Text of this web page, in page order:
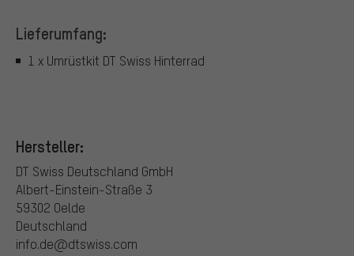
Lieferumfang:
1 x Umrüstkit DT Swiss Hinterrad
Hersteller:
DT Swiss Deutschland GmbH
Albert-Einstein-Straße 3
59302 Oelde
Deutschland
info.de@dtswiss.com